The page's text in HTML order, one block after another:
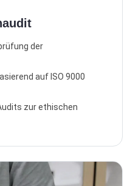
der
auf ISO 9000
zur ethischen